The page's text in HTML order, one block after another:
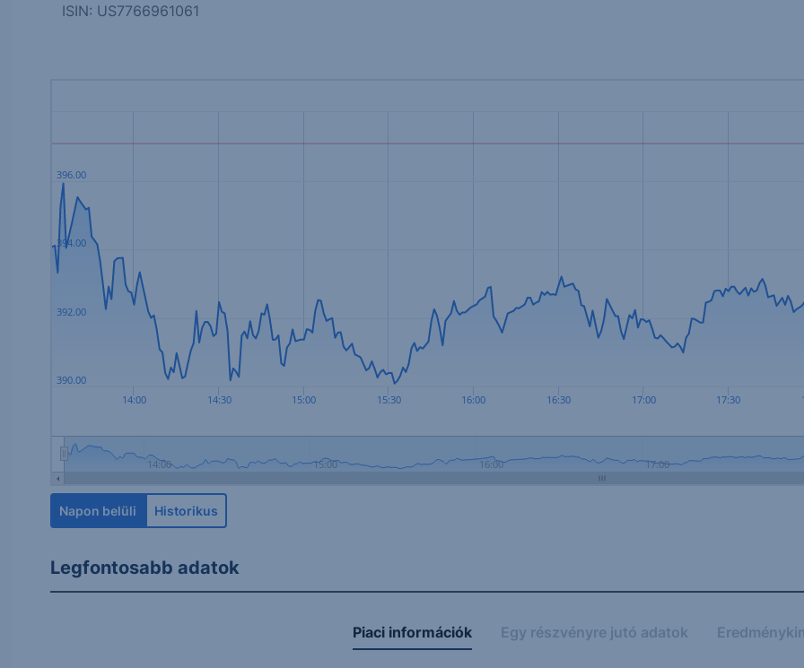
ISIN: US7766961061
14:00 14:30 15:00 15:30 16:00 16:30 17:00 17:30
14:00 15:00 16:00 17:00
390.00
392.00
394.00
396.00
Napon belüli Historikus
Legfontosabb adatok
Piaci információk Egy részvényre jutó adatok